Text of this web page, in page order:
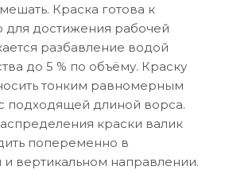
Краска готова к
достижения рабочей
разбавление водой
до 5 % по объёму. Краску
тонким равномерным
подходящей длиной ворса.
краски валик
попеременно в
и вертикальном направлении.